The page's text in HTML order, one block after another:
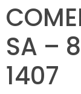
SA –
1407